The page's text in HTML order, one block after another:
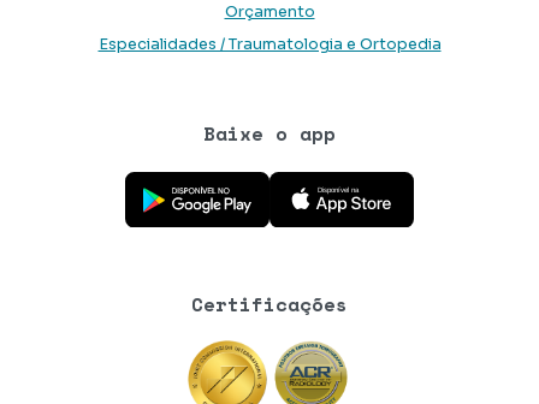
Orçamento
Especialidades / Traumatologia e Ortopedia
Baixe o app
Baixe o aplicativo na Google Play Store
Baixe o aplicativo na App Store
Certificações